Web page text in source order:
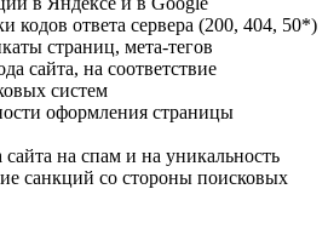
кодов ответа сервера (200, 404, 50*)
страниц, мета-тегов
сайта, на соответствие
систем
оформления страницы
на спам и на уникальность
санкций со стороны поисковых